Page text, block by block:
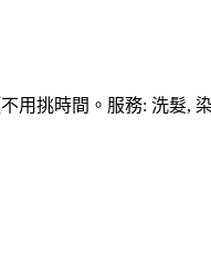
用挑時間。服務: 洗髮,